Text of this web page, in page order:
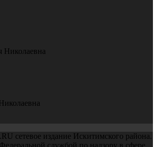
Николаевна
сетевое издание Искитимского района.